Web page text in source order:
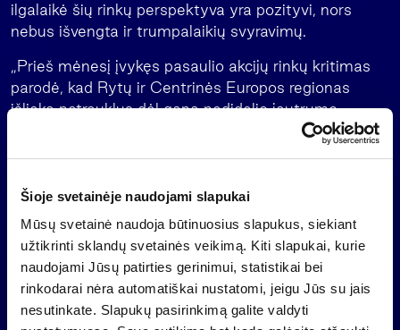
Šioje svetainėje naudojami slapukai
Mūsų svetainė naudoja būtinuosius slapukus, siekiant
užtikrinti sklandų svetainės veikimą. Kiti slapukai, kurie
naudojami Jūsų patirties gerinimui, statistikai bei
rinkodarai nėra automatiškai nustatomi, jeigu Jūs su jais
nesutinkate. Slapukų pasirinkimą galite valdyti
ilgalaikė šių rinkų perspektyva yra pozityvi, nors
nebus išvengta ir trumpalaikių svyravimų.
„Prieš mėnesį įvykęs pasaulio akcijų rinkų kritimas
parodė, kad Rytų ir Centrinės Europos regionas
išlieka patrauklus dėl gana nedidelio jautrumo
neigiamoms korekcijoms, nes čia yra palyginus
gaunamos struktūrinių fondų lėšos bei kita finansinė
parama. Mes tikimės, kad investicijų šiame regione
pelningumas bus dviženklis“, – sakė A.Cyba.
Didžiausia Lietuvoje nebankinė finansų maklerio
įmonė „Finasta“ įsteigta 1994 metais. „Finasta
investicijų valdymas“ įkurta 2003 metų liepos 14